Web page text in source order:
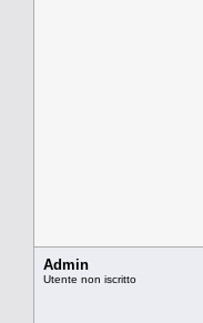
Admin
Utente non iscritto